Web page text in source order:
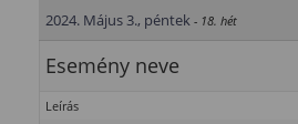
2024. Május 3., péntek - 18. hét
Esemény neve
Leírás